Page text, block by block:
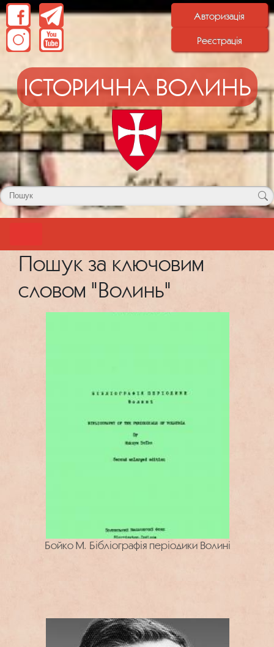
Авторизація
Реєстрація
ІСТОРИЧНА ВОЛИНЬ
Пошук за ключовим
словом "Волинь"
Бойко М. Бібліографія періодики Волині